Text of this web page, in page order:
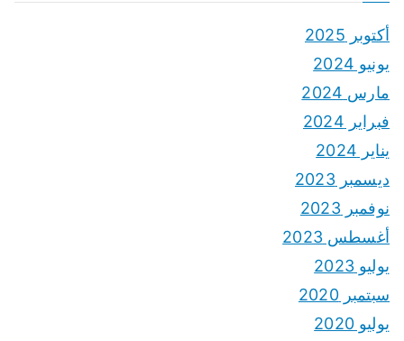
أكتوبر 2025
يونيو 2024
مارس 2024
فبراير 2024
يناير 2024
ديسمبر 2023
نوفمبر 2023
أغسطس 2023
يوليو 2023
سبتمبر 2020
يوليو 2020